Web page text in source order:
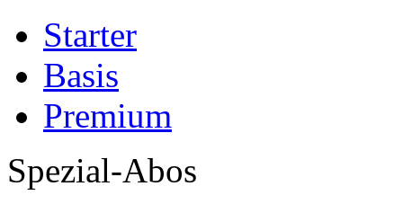
Starter
Basis
Premium
Spezial-Abos